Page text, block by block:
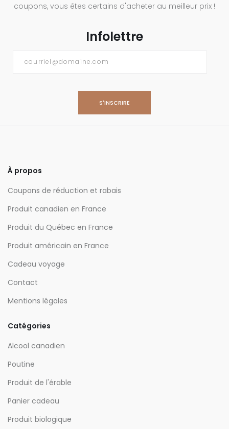
coupons, vous êtes certains d'acheter au meilleur prix !
Infolettre
À propos
Coupons de réduction et rabais
Produit canadien en France
Produit du Québec en France
Produit américain en France
Cadeau voyage
Contact
Mentions légales
Catégories
Alcool canadien
Poutine
Produit de l'érable
Panier cadeau
Produit biologique